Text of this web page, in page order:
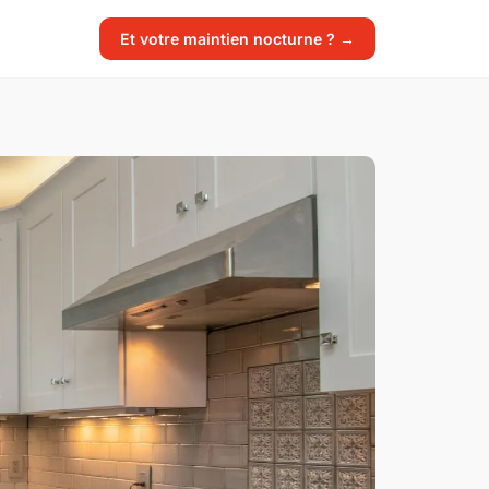
Et votre maintien nocturne ? →